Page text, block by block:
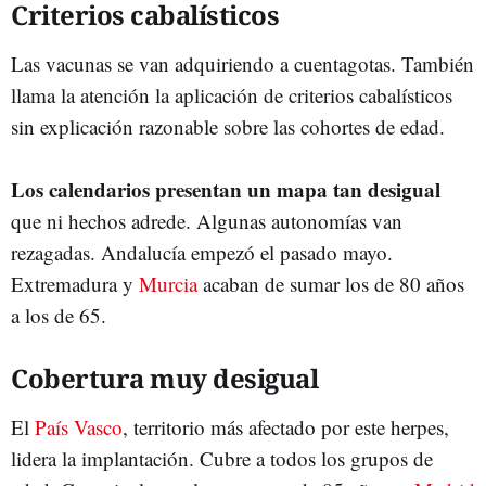
Criterios cabalísticos
Las vacunas se van adquiriendo a cuentagotas. También
llama la atención la aplicación de criterios cabalísticos
sin explicación razonable sobre las cohortes de edad.
Los calendarios presentan un mapa tan desigual
que ni hechos adrede. Algunas autonomías van
rezagadas. Andalucía empezó el pasado mayo.
Extremadura y Murciaacaban de sumar los de 80 años
a los de 65.
Cobertura muy desigual
El País Vasco, territorio más afectado por este herpes,
lidera la implantación. Cubre a todos los grupos de